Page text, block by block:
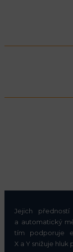
Jejich
a automatický
tím podporuje
X a Y snižuje hluk